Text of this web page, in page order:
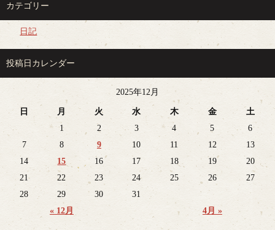
カテゴリー
日記
投稿日カレンダー
2025年12月
日 月 火 水 木 金 土
« 12月 4月 »
1 2 3 4 5
6
7
8 9 10 11 12
13
14
15 16 17 18 19
20
21
22 23 24 25 26
27
28
29 30 31